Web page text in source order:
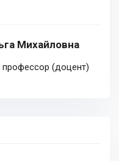
Михайловна
(доцент)